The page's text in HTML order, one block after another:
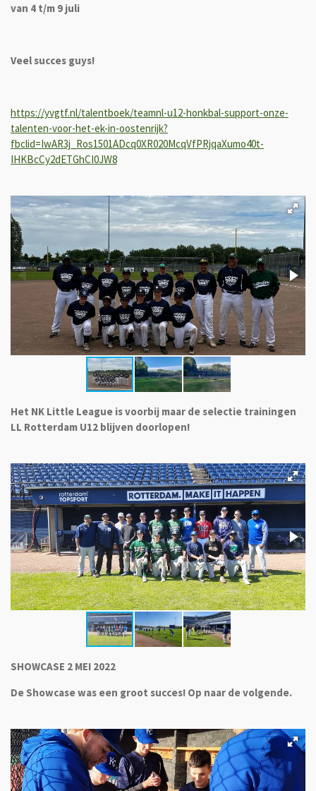
van 4 t/m 9 juli
Veel succes guys!
https://yvgtf.nl/talentboek/teamnl-u12-honkbal-support-onze-
talenten-voor-het-ek-in-oostenrijk?
fbclid=IwAR3j_Ros1501ADcq0XR020McqVfPRjqaXumo40t-
IHKBcCy2dETGhCI0JW8
Het NK Little League is voorbij maar de selectie trainingen
LL Rotterdam U12 blijven doorlopen!
SHOWCASE 2 MEI 2022
De Showcase was een groot succes! Op naar de volgende.